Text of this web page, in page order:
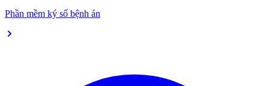
Phần mềm ký số bệnh án